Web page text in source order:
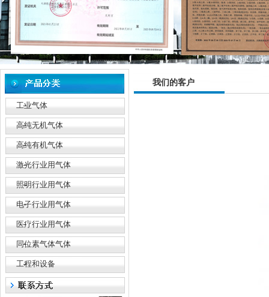
工业气体
高纯无机气体
高纯有机气体
激光行业用气体
照明行业用气体
电子行业用气体
医疗行业用气体
同位素气体气体
工程和设备
我们的客户